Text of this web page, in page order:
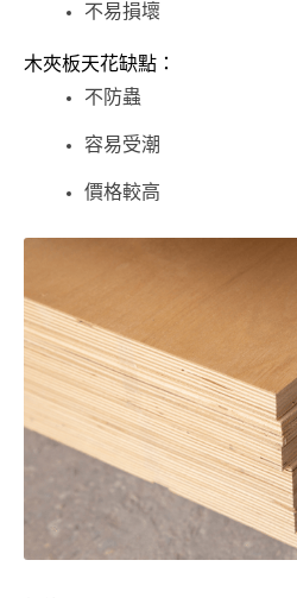
不易損壞
木夾板天花缺點：
不防蟲
容易受潮
價格較高